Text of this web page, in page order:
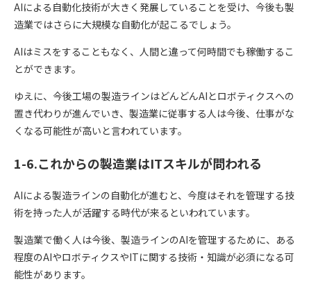
AIによる自動化技術が大きく発展していることを受け、今後も製
造業ではさらに大規模な自動化が起こるでしょう。
AIはミスをすることもなく、人間と違って何時間でも稼働するこ
とができます。
ゆえに、今後工場の製造ラインはどんどんAIとロボティクスへの
置き代わりが進んでいき、製造業に従事する人は今後、仕事がな
くなる可能性が高いと言われています。
1-6.これからの製造業はITスキルが問われる
AIによる製造ラインの自動化が進むと、今度はそれを管理する技
術を持った人が活躍する時代が来るといわれています。
製造業で働く人は今後、製造ラインのAIを管理するために、ある
程度のAIやロボティクスやITに関する技術・知識が必須になる可
能性があります。